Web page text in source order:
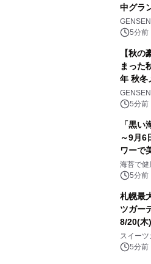
中グラ
ーズ初
5分前
【秋
まった
年 秋冬
供スタ
5分前
「黒
～9月6
ワーで
けしま
海苔で健
5分前
札幌最
ツガー
8/20(木
上最多
日8/19(
スイー
5分前